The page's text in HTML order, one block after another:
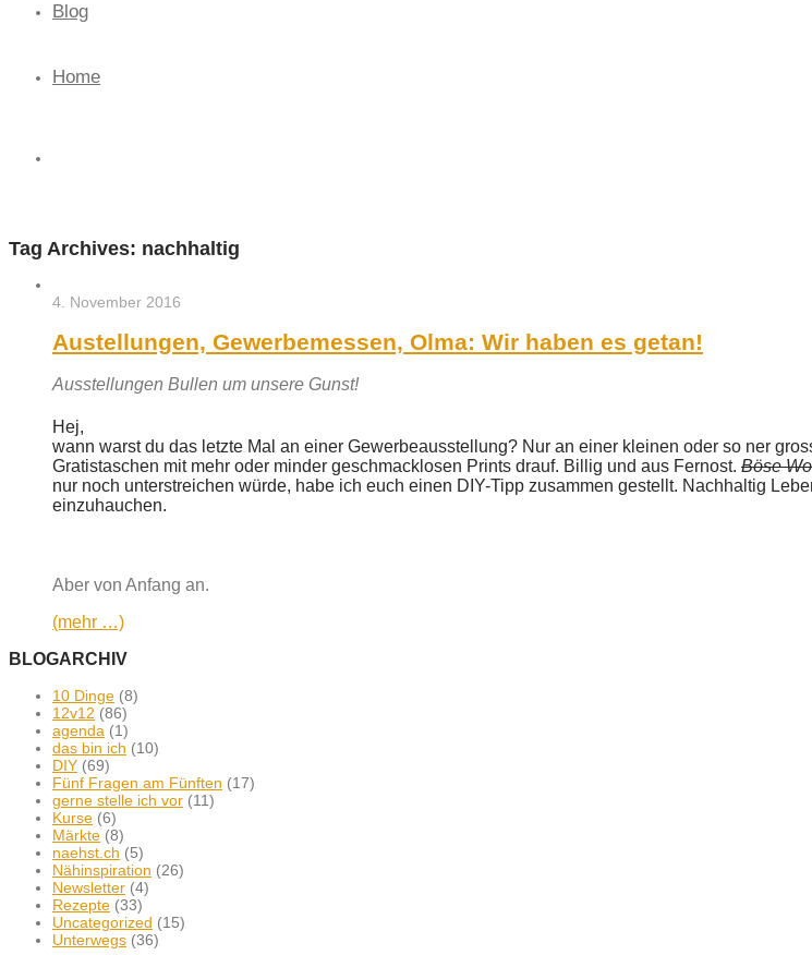
Blog
Home
Tag Archives: nachhaltig
4. November 2016
Austellungen, Gewerbemessen, Olma: Wir haben es getan!
Ausstellungen Bullen um unsere Gunst!
Hej,
wann warst du das letzte Mal an einer Gewerbeausstellung? Nur an einer kleinen oder so ner
Gratistaschen mit mehr oder minder geschmacklosen Prints drauf. Billig und aus Fernost. Böse
nur noch unterstreichen würde, habe ich euch einen DIY-Tipp zusammen gestellt. Nachhaltig
einzuhauchen.
Aber von Anfang an.
(mehr …)
BLOGARCHIV
10 Dinge (8)
12v12 (86)
agenda (1)
das bin ich (10)
DIY (69)
Fünf Fragen am Fünften (17)
gerne stelle ich vor (11)
Kurse (6)
Märkte (8)
naehst.ch (5)
Nähinspiration (26)
Newsletter (4)
Rezepte (33)
Uncategorized (15)
Unterwegs (36)